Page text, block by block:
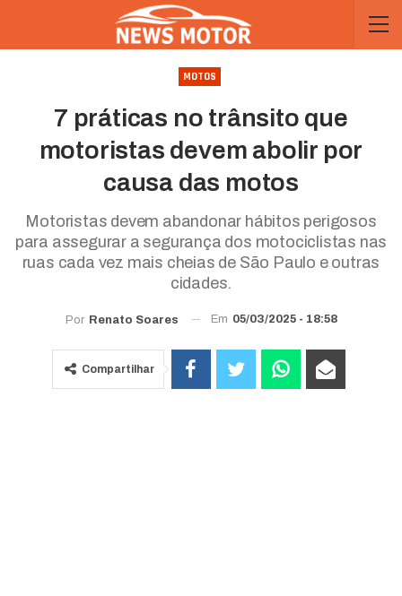
MOTOS
7 práticas no trânsito que
motoristas devem abolir por
causa das motos
Motoristas devem abandonar hábitos perigosos
para assegurar a segurança dos motociclistas nas
ruas cada vez mais cheias de São Paulo e outras
cidades.
Por Renato Soares Em 05/03/2025 - 18:58
Compartilhar